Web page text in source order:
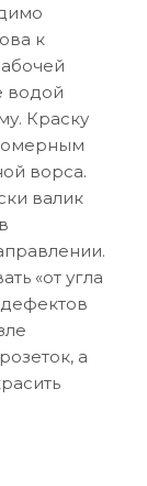
к
водой
Краску
ворса.
валик
«от угла
а